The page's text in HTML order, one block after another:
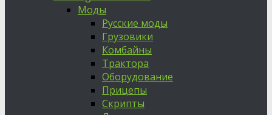
Моды
Русские моды
Грузовики
Комбайны
Трактора
Оборудование
Прицепы
Скрипты